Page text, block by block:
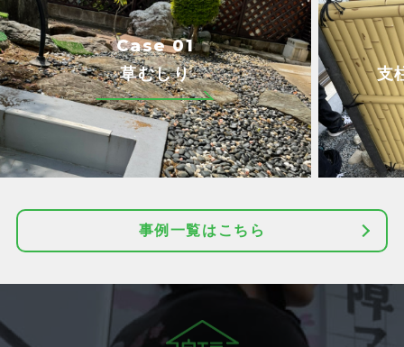
Case 01
草むしり 支
事例一覧はこちら